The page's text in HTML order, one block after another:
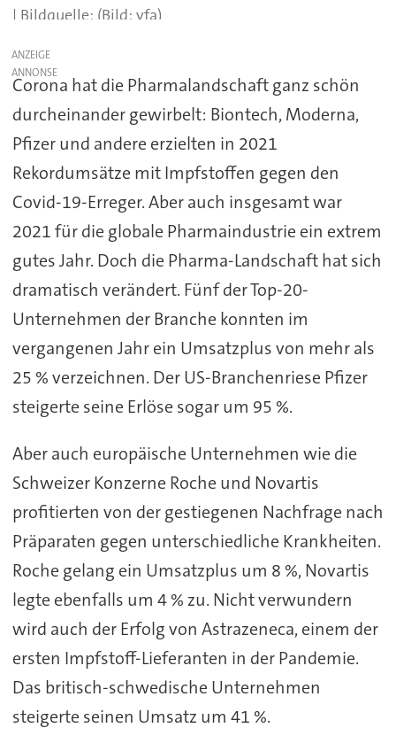
(Bild: vfa)
ANZEIGE
Corona hat die Pharmalandschaft ganz schön
durcheinander gewirbelt: Biontech, Moderna,
Pfizer und andere erzielten in 2021
Rekordumsätze mit Impfstoffen gegen den
Covid-19-Erreger. Aber auch insgesamt war
2021 für die globale Pharmaindustrie ein extrem
gutes Jahr. Doch die Pharma-Landschaft hat sich
dramatisch verändert. Fünf der Top-20-
Unternehmen der Branche konnten im
vergangenen Jahr ein Umsatzplus von mehr als
25 % verzeichnen. Der US-Branchenriese Pfizer
steigerte seine Erlöse sogar um 95 %.
Aber auch europäische Unternehmen wie die
Schweizer Konzerne Roche und Novartis
profitierten von der gestiegenen Nachfrage nach
Präparaten gegen unterschiedliche Krankheiten.
Roche gelang ein Umsatzplus um 8 %, Novartis
legte ebenfalls um 4 % zu. Nicht verwundern
wird auch der Erfolg von Astrazeneca, einem der
ersten Impfstoff-Lieferanten in der Pandemie.
Das britisch-schwedische Unternehmen
steigerte seinen Umsatz um 41 %.